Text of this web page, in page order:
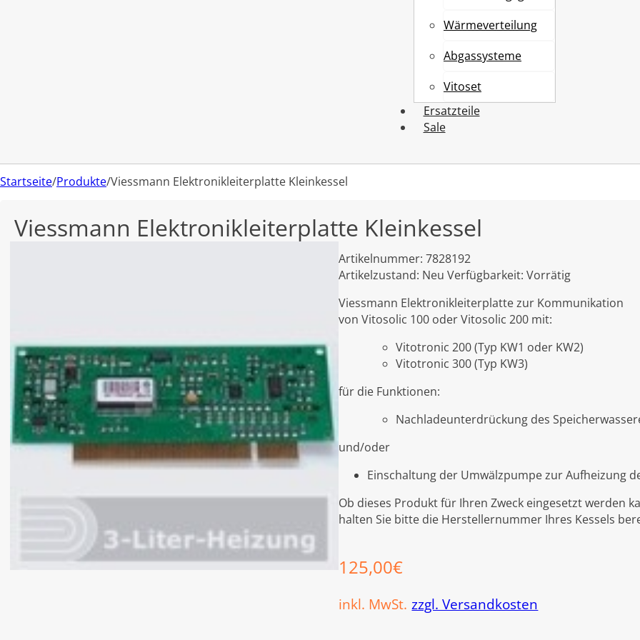
Wärmeverteilung
Abgassysteme
Vitoset
Ersatzteile
Sale
Startseite/Produkte/Viessmann Elektronikleiterplatte Kleinkessel
Viessmann Elektronikleiterplatte Kleinkessel
Artikelnummer:7828192
Artikelzustand: Neu Verfügbarkeit:Vorrätig
Viessmann Elektronikleiterplatte zur Kommunikation
von Vitosolic 100 oder Vitosolic 200 mit:
Vitotronic 200 (Typ KW1 oder KW2)
Vitotronic 300 (Typ KW3)
für die Funktionen:
Nachladeunterdrückung des
und/oder
Einschaltung der Umwälzpumpe zur Aufheizung
Ob dieses Produkt für Ihren Zweck eingesetzt werden
halten Sie bitte die Herstellernummer Ihres Kessels
125,00€
inkl. MwSt. zzgl. Versandkosten